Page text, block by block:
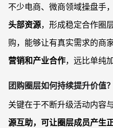
不少电商、微商领域操盘手，
头部资源，形成稳定合作圈
购，能够让有真实需求的商
营销和产业合作，远比单纯
团购圈层如何持续提升价值？
关键在于不断升级活动内容
源互助，可让圈层成员产生